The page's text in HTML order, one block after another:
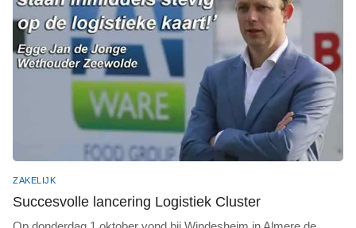
ZAKELIJK
Succesvolle lancering Logistiek Cluster